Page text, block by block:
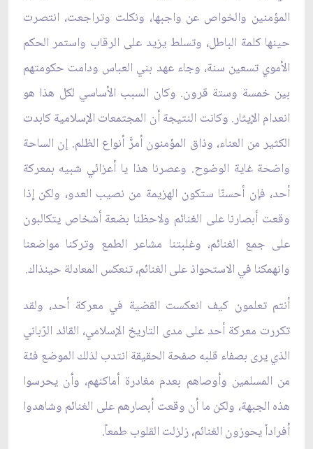
المؤمنين والخواص عن واجبها، ونكلت وتراجعت، انتصرت
حينها كلمة الباطل، وتسلط يزيد على الرقاب واستمر الحكم
الأموي تسعين سنة، وجاء عهد بني العباس ودامت حكومتهم
بين خمسة وستة قرون. وكان السبب الأساسي لكل هذا هو
انعدام الإيثار. وكانت النتيجة أن المجتمعات الإسلامية كابدت
الكثير من العناء، وذاق المؤمنون أمرَّ أنواع الظلم. إن الساحة
واضحة غاية الوضوح. وعصرنا هذا يا أعزائي شبيه بمعركة
أحد، فإن أحسنّا ستكون الهزيمة من نصيب العدو، ولكن إذا
وقعت أبصارنا على الغنائم ولاحظنا بضعة أشخاص يتكالبون
على جمع الغنائم، وغلبتنا مشاعر الطمع وتركنا مواضعنا
وانهمكنا في الاستحواذ على الغنائم، تنعكس المعادلة حينذاك.
أنتم تعلمون كيف انعكست القضية في معركة أحد، ولقد
تكررت معركة أحد على مدى التاريخ الإسلامي، القائد الرّباني
الذي يرى بصفاء قلبه صفحة الحقيقة انتدب لذلك الموضع فئة
من المسلمين وأوصاهم بعدم مغادرة أماكنهم، وأن يحرسوا
هذه الجبهة، ولكن ما أن وقعت أبصارهم على الغنائم وشاهدوا
أفراداً يحوزون الغنائم، زلزلت القلوب طمعاً.